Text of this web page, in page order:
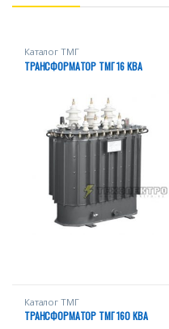
Каталог ТМГ
ТРАНСФОРМАТОР ТМГ 16 КВА
Каталог ТМГ
ТРАНСФОРМАТОР ТМГ 160 КВА